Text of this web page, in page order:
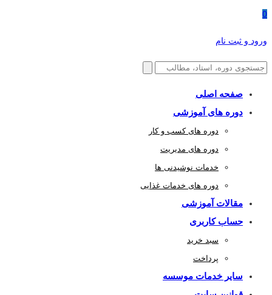
0
ورود و ثبت نام
صفحه اصلی
دوره های آموزشی
دوره های کسب و کار
دوره های مدیریت
خدمات نوشیدنی ها
دوره های خدمات غذایی
مقالات آموزشی
حساب کاربری
سبد خرید
پرداخت
سایر خدمات موسسه